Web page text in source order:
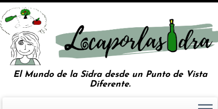
El Mundo de la Sidra desde un Punto de Vista
Diferente.